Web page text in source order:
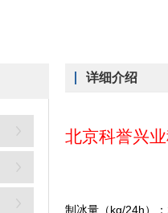
详细介绍
北京科誉兴
制冰量（kg/24h）